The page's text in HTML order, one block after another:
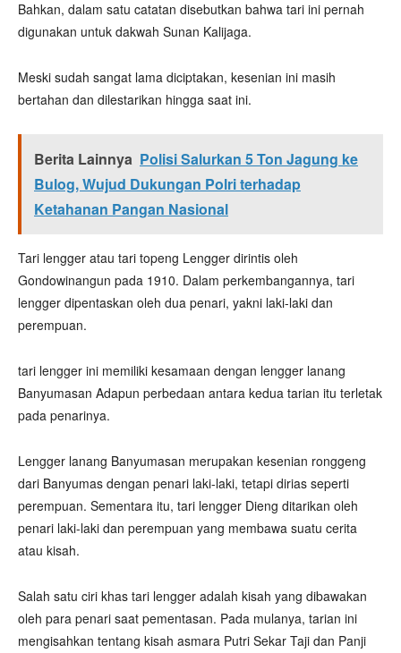
Bahkan, dalam satu catatan disebutkan bahwa tari ini pernah
digunakan untuk dakwah Sunan Kalijaga.
Meski sudah sangat lama diciptakan, kesenian ini masih
bertahan dan dilestarikan hingga saat ini.
Berita Lainnya Polisi Salurkan 5 Ton Jagung ke
Bulog, Wujud Dukungan Polri terhadap
Ketahanan Pangan Nasional
Tari lengger atau tari topeng Lengger dirintis oleh
Gondowinangun pada 1910. Dalam perkembangannya, tari
lengger dipentaskan oleh dua penari, yakni laki-laki dan
perempuan.
tari lengger ini memiliki kesamaan dengan lengger lanang
Banyumasan Adapun perbedaan antara kedua tarian itu terletak
pada penarinya.
Lengger lanang Banyumasan merupakan kesenian ronggeng
dari Banyumas dengan penari laki-laki, tetapi dirias seperti
perempuan. Sementara itu, tari lengger Dieng ditarikan oleh
penari laki-laki dan perempuan yang membawa suatu cerita
atau kisah.
Salah satu ciri khas tari lengger adalah kisah yang dibawakan
oleh para penari saat pementasan. Pada mulanya, tarian ini
mengisahkan tentang kisah asmara Putri Sekar Taji dan Panji